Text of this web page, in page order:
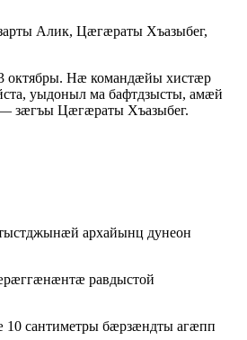
Алик, Цæгæраты Хъазыбег,
октябры. Нæ командæйы хистæр
уыдоныл ма бафтдзысты, амæй
зæгъы Цæгæраты Хъазыбег.
архайынц дунеон
равдыстой
сантиметры бæрзæндты агæпп